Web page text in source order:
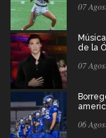
07
de la
07
06